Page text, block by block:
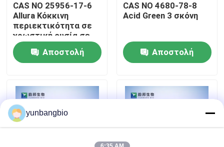
Μας ελάτε σε επαφή με
Ειδήσεις
βιολογικοί απομονωτές
βιοχημικά αντιδραστήρια
CAS NO 25956-17-6
Allura Κόκκινη
περιεκτικότητα σε
χρωστική ουσία σε
σκόνη AC 80%
Αποστολή
CAS NO 4680-78-8
Acid Green 3 σκόνη
Αποστολή
yunbangbio